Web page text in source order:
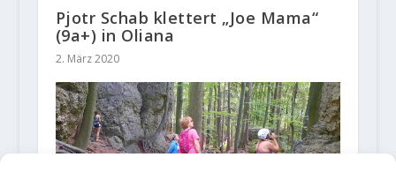
Pjotr Schab klettert „Joe Mama“
(9a+) in Oliana
2. März 2020